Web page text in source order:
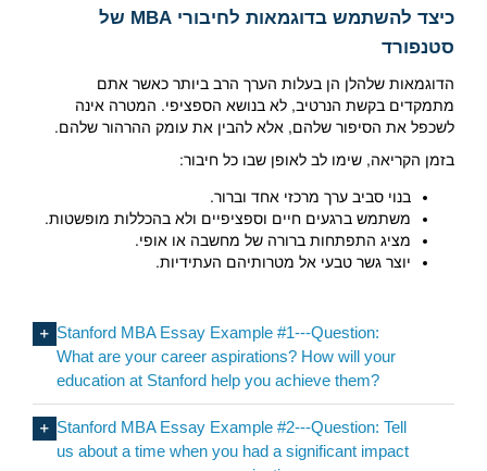
כיצד להשתמש בדוגמאות לחיבורי MBA של
סטנפורד
הדוגמאות שלהלן הן בעלות הערך הרב ביותר כאשר אתם
מתמקדים בקשת הנרטיב, לא בנושא הספציפי. המטרה אינה
לשכפל את הסיפור שלהם, אלא להבין את עומק ההרהור שלהם.
בזמן הקריאה, שימו לב לאופן שבו כל חיבור:
בנוי סביב ערך מרכזי אחד וברור.
משתמש ברגעים חיים וספציפיים ולא בהכללות מופשטות.
מציג התפתחות ברורה של מחשבה או אופי.
יוצר גשר טבעי אל מטרותיהם העתידיות.
Stanford MBA Essay Example #1---Question:
What are your career aspirations? How will your
education at Stanford help you achieve them?
Stanford MBA Essay Example #2---Question: Tell
us about a time when you had a significant impact